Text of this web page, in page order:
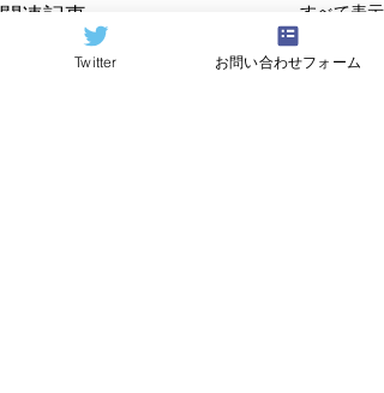
関連記事 すべて表示
Twitter お問い合わせフォーム